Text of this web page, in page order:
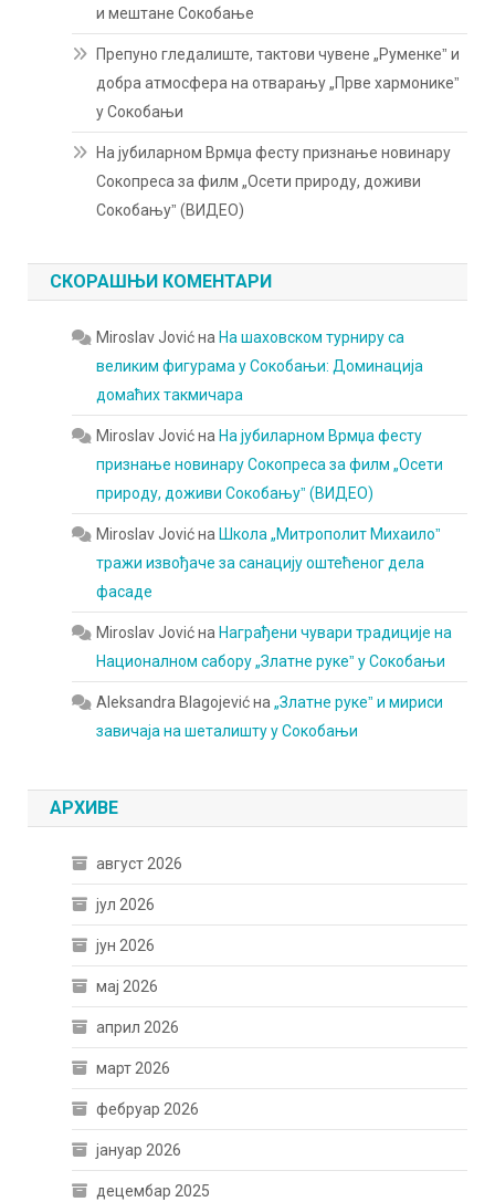
и мештане Сокобање
Препуно гледалиште, тактови чувене „Руменкеˮ и
добра атмосфера на отварању „Прве хармоникеˮ
у Сокобањи
На јубиларном Врмџа фесту признање новинару
Сокопреса за филм „Осети природу, доживи
Сокобањуˮ (ВИДЕО)
СКОРАШЊИ КОМЕНТАРИ
Miroslav Jovićна На шаховском турниру са
великим фигурама у Сокобањи: Доминација
домаћих такмичара
Miroslav Jovićна На јубиларном Врмџа фесту
признање новинару Сокопреса за филм „Осети
природу, доживи Сокобањуˮ (ВИДЕО)
Miroslav Jovićна Школа „Митрополит Михаилоˮ
тражи извођаче за санацију оштећеног дела
фасаде
Miroslav Jovićна Награђени чувари традиције на
Националном сабору „Златне рукеˮ у Сокобањи
Aleksandra Blagojevićна„Златне рукеˮ и мириси
завичаја на шеталишту у Сокобањи
АРХИВЕ
август 2026
јул 2026
јун 2026
мај 2026
април 2026
март 2026
фебруар 2026
јануар 2026
децембар 2025